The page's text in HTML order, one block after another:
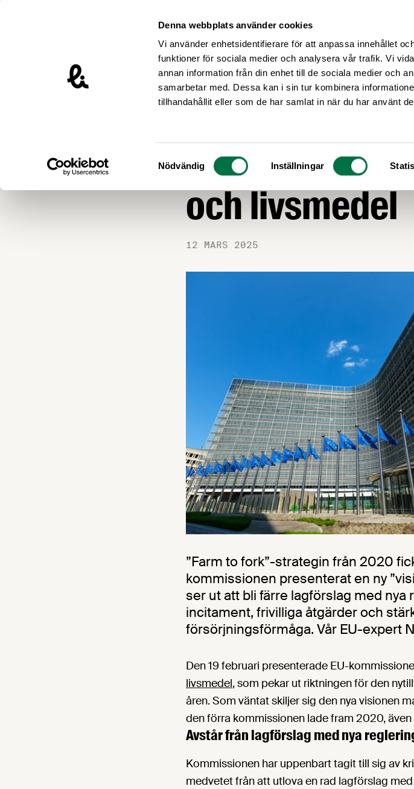
Denna webbplats använder cookies
Vi använder enhetsidentifierare för att anpassa innehållet
funktioner för sociala medier och analysera vår trafik. Vi
annan information från din enhet till de sociala medier och
samarbetar med. Dessa kan i sin tur kombinera
tillhandahållit eller som de har samlat in när du har använt
Samtyckesval
Nödvändig Inställningar
Livsmedelsföretagen – till startsidan
Nyheter
Ny EU-vision
och livsmedel
12 MARS 2025
”Farm to fork”-strategin från 2020
kommissionen presenterat en ny
ser ut att bli färre lagförslag med
incitament, frivilliga åtgärder och
försörjningsförmåga. Vår EU-expert
Den 19 februari presenterade EU-
livsmedel, som pekar ut riktningen för den
åren. Som väntat skiljer sig den nya visionen
den förra kommissionen lade fram 2020,
Avstår från lagförslag med nya
Kommissionen har uppenbart tagit till sig av
medvetet från att utlova en rad lagförslag